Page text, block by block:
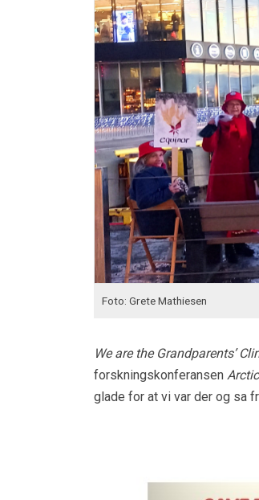
Foto: Grete Mathiesen
We are the Grandparents’
forskningskonferansen
glade for at vi var der og sa